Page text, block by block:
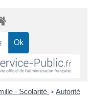
- Scolarité > Autorité